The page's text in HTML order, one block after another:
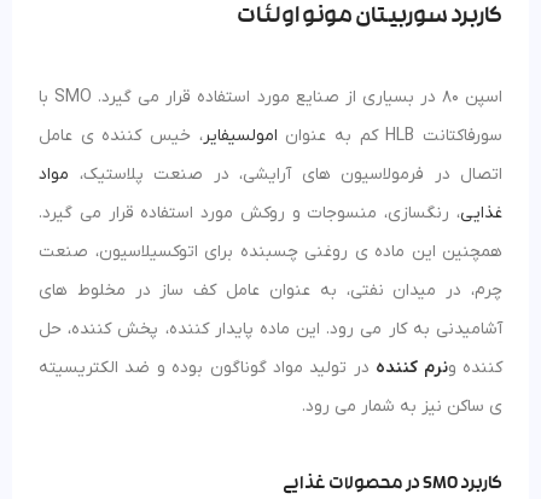
کاربرد سوربیتان مونو اولئات
اسپن 80 در بسیاری از صنایع مورد استفاده قرار می گیرد. SMO با
سورفاکتانت HLB کم به عنوان
امولسیفایر، خیس کننده ی عامل
اتصال در فرمولاسیون های آرایشی، در صنعت پلاستیک، مواد
غذایی، رنگسازی، منسوجات و روکش مورد استفاده قرار می گیرد.
همچنین این ماده ی روغنی چسبنده برای اتوکسیلاسیون، صنعت
چرم، در میدان نفتی، به عنوان عامل کف ساز در مخلوط های
آشامیدنی به کار می رود. این ماده پایدار کننده، پخش کننده، حل
کننده ونرم کننده در تولید مواد گوناگون بوده و ضد الکتریسیته
ی ساکن نیز به شمار می رود.
کاربرد SMO در محصولات غذایی